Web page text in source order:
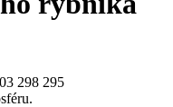
298 295